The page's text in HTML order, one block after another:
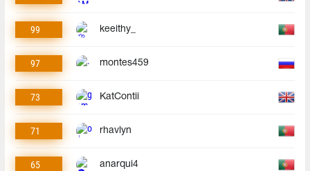
99 keeithy_
97 montes459
73 KatContii
71 rhavlyn
65 anarqui4